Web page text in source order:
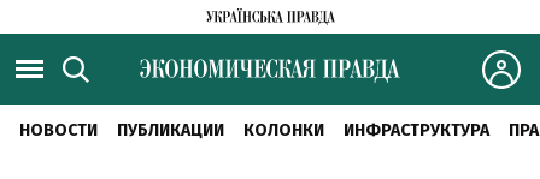
НОВОСТИ ПУБЛИКАЦИИ КОЛОНКИ ИНФРАСТРУКТУРА